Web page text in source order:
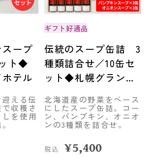
ープ
ト◆
テル
える伝
収穫さ
を使用
ギフト好適品
伝統のスープ缶詰 3
種類詰合せ／10缶セ
ット◆札幌グランド
北海道産の野菜をベース
にしたスープ缶詰。コー
ン、パンプキン、オニオ
ンの3種類を詰合せ。
税込 ¥5,400